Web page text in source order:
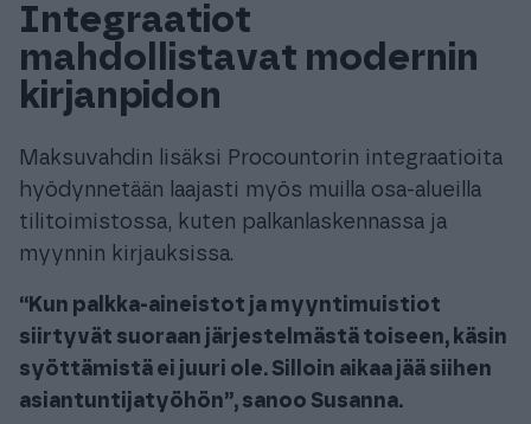
Integraatiot
mahdollistavat modernin
kirjanpidon
Maksuvahdin lisäksi Procountorin integraatioita
hyödynnetään laajasti myös muilla osa-alueilla
tilitoimistossa, kuten palkanlaskennassa ja
myynnin kirjauksissa.
“Kun palkka-aineistot ja myyntimuistiot
siirtyvät suoraan järjestelmästä toiseen, käsin
syöttämistä ei juuri ole. Silloin aikaa jää siihen
asiantuntijatyöhön”, sanoo Susanna.